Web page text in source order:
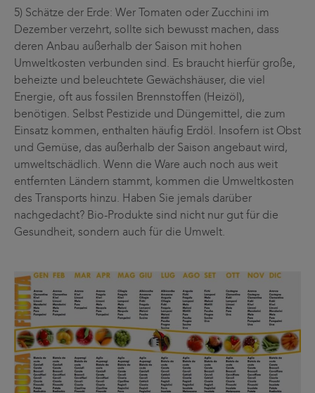
5) Schätze der Erde: Wer Tomaten oder Zucchini im
Dezember verzehrt, sollte sich bewusst machen, dass
deren Anbau außerhalb der Saison mit hohen
Umweltkosten verbunden sind. Es braucht hierfür große,
beheizte und beleuchtete Gewächshäuser, die viel
Energie, oft aus fossilen Brennstoffen (Heizöl),
benötigen. Selbst Pestizide und Düngemittel, die zum
Einsatz kommen, enthalten häufig Erdöl. Insofern ist Obst
und Gemüse, das außerhalb der Saison angebaut wird,
umweltschädlich. Wenn die Ware auch noch aus weit
entfernten Ländern stammt, kommen die Umweltkosten
des Transports hinzu. Haben Sie jemals darüber
nachgedacht? Bio-Produkte sind nicht nur gut für die
Gesundheit, sondern auch für die Umwelt.